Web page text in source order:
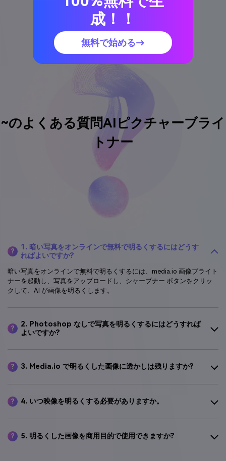
~のよくある質問AIピクチャーブライ
トナー
?
1. 暗い写真をオンラインで無料で明るくするにはどうす
ればよいですか?
暗い写真をオンラインで無料で明るくするには、media.io 画像ブライト
ナーを起動し、写真をアップロードし、シャープナー ボタンをクリッ
クして、AI が画像を明るくします。
?
2. Photoshop なしで写真を明るくするにはどうすれば
よいですか?
? 3. Media.io で明るくした画像に透かしは残りますか?
? 4. いつ映像を明るくする必要がありますか。
? 5. 明るくした画像を商用目的で使用できますか?
成！！
無料で始める→